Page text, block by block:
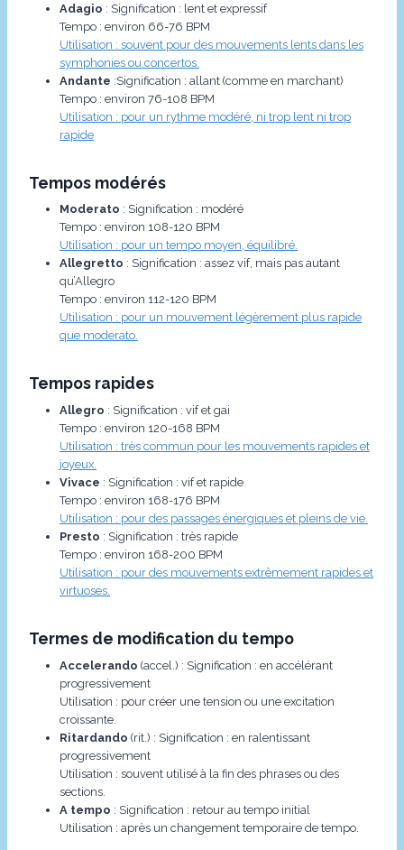
Adagio : Signification : lent et expressif
Tempo : environ 66-76 BPM
Utilisation : souvent pour des mouvements lents dans les
symphonies ou concertos.
Andante :Signification : allant (comme en marchant)
Tempo : environ 76-108 BPM
Utilisation : pour un rythme modéré, ni trop lent ni trop
rapide
Tempos modérés
Moderato : Signification : modéré
Tempo : environ 108-120 BPM
Utilisation : pour un tempo moyen, équilibré.
Allegretto : Signification : assez vif, mais pas autant
qu’Allegro
Tempo : environ 112-120 BPM
Utilisation : pour un mouvement légèrement plus rapide
que moderato.
Tempos rapides
Allegro : Signification : vif et gai
Tempo : environ 120-168 BPM
Utilisation : très commun pour les mouvements rapides et
joyeux.
Vivace : Signification : vif et rapide
Tempo : environ 168-176 BPM
Utilisation : pour des passages énergiques et pleins de vie.
Presto : Signification : très rapide
Tempo : environ 168-200 BPM
Utilisation : pour des mouvements extrêmement rapides et
virtuoses.
Termes de modification du tempo
Accelerando (accel.) : Signification : en accélérant
progressivement
Utilisation : pour créer une tension ou une excitation
croissante.
Ritardando (rit.) : Signification : en ralentissant
progressivement
Utilisation : souvent utilisé à la fin des phrases ou des
sections.
A tempo : Signification : retour au tempo initial
Utilisation : après un changement temporaire de tempo.